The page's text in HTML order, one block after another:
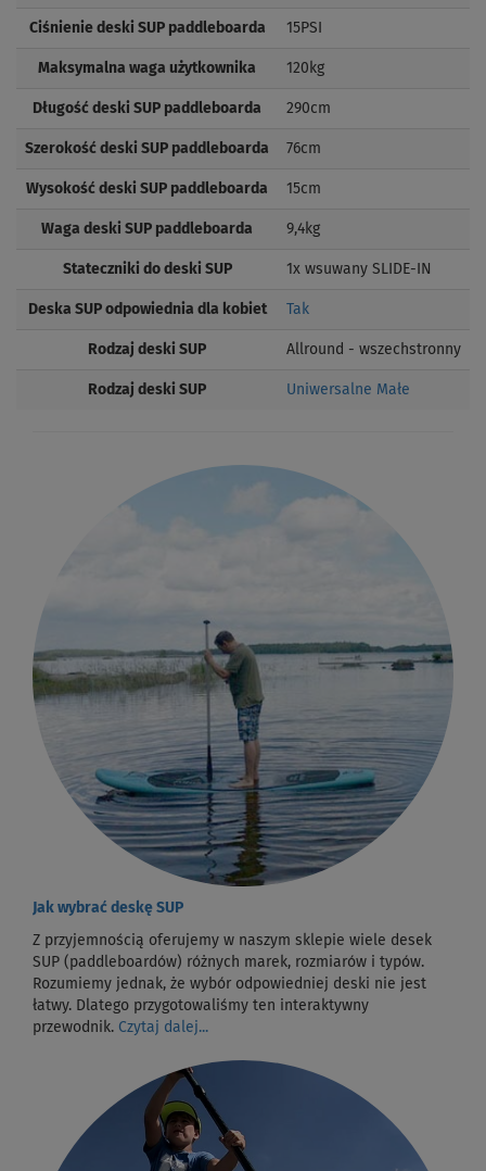
Ciśnienie deski SUP paddleboarda 15PSI
Maksymalna waga użytkownika 120kg
Długość deski SUP paddleboarda 290cm
Szerokość deski SUP paddleboarda 76cm
Wysokość deski SUP paddleboarda 15cm
Waga deski SUP paddleboarda 9,4kg
Stateczniki do deski SUP 1x wsuwany SLIDE-IN
Deska SUP odpowiednia dla kobiet Tak
Rodzaj deski SUP Allround - wszechstronny
Rodzaj deski SUP Uniwersalne Małe
Jak wybrać deskę SUP
Z przyjemnością oferujemy w naszym sklepie wiele desek
SUP (paddleboardów) różnych marek, rozmiarów i typów.
Rozumiemy jednak, że wybór odpowiedniej deski nie jest
łatwy. Dlatego przygotowaliśmy ten interaktywny
przewodnik. Czytaj dalej...